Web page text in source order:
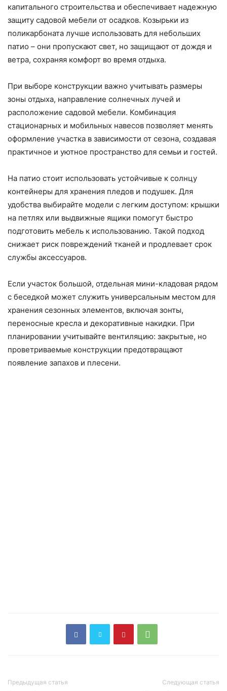
капитального строительства и обеспечивает надежную
защиту садовой мебели от осадков. Козырьки из
поликарбоната лучше использовать для небольших
патио – они пропускают свет, но защищают от дождя и
ветра, сохраняя комфорт во время отдыха.
При выборе конструкции важно учитывать размеры
зоны отдыха, направление солнечных лучей и
расположение садовой мебели. Комбинация
стационарных и мобильных навесов позволяет менять
оформление участка в зависимости от сезона, создавая
практичное и уютное пространство для семьи и гостей.
На патио стоит использовать устойчивые к солнцу
контейнеры для хранения пледов и подушек. Для
удобства выбирайте модели с легким доступом: крышки
на петлях или выдвижные ящики помогут быстро
подготовить мебель к использованию. Такой подход
снижает риск повреждений тканей и продлевает срок
службы аксессуаров.
Если участок большой, отдельная мини-кладовая рядом
с беседкой может служить универсальным местом для
хранения сезонных элементов, включая зонты,
переносные кресла и декоративные накидки. При
планировании учитывайте вентиляцию: закрытые, но
проветриваемые конструкции предотвращают
появление запахов и плесени.
Предыдущая статья Следующая статья